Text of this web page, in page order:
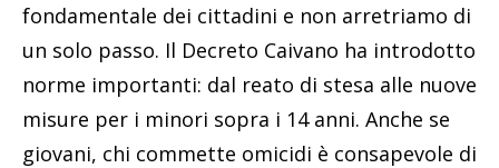
fondamentale dei cittadini e non arretriamo di
un solo passo. Il Decreto Caivano ha introdotto
norme importanti: dal reato di stesa alle nuove
misure per i minori sopra i 14 anni. Anche se
giovani, chi commette omicidi è consapevole di